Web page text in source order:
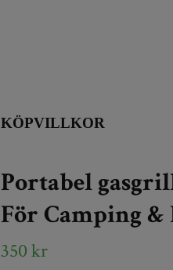
KÖPVILLKOR
Portabel
För Camping &
350 kr